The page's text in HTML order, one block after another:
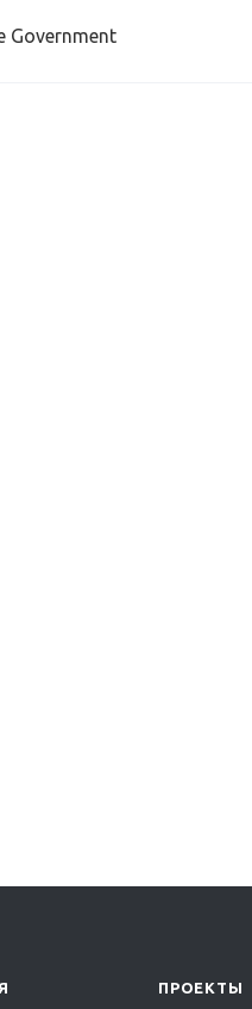
Government
ПРОЕКТЫ